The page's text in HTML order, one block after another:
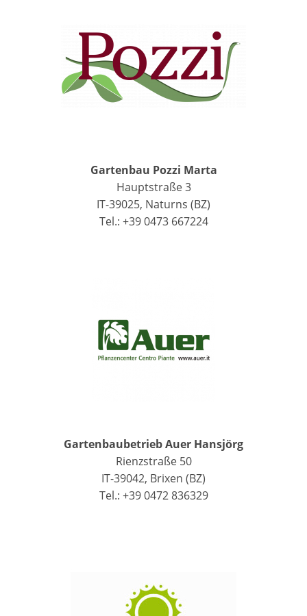
Gartenbau Pozzi Marta
Hauptstraße 3
IT-39025, Naturns (BZ)
Tel.: +39 0473 667224
Gartenbaubetrieb Auer Hansjörg
Rienzstraße 50
IT-39042, Brixen (BZ)
Tel.: +39 0472 836329